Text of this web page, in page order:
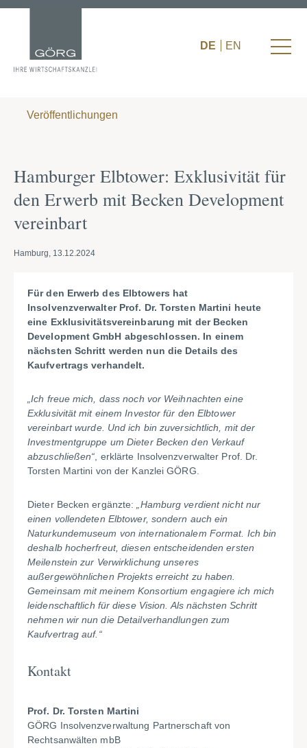
DE EN
Veröffentlichungen
Hamburger Elbtower: Exklusivität für
den Erwerb mit Becken Development
vereinbart
Hamburg, 13.12.2024
Für den Erwerb des Elbtowers hat
Insolvenzverwalter Prof. Dr. Torsten Martini heute
eine Exklusivitätsvereinbarung mit der Becken
Development GmbH abgeschlossen. In einem
nächsten Schritt werden nun die Details des
Kaufvertrags verhandelt.
„Ich freue mich, dass noch vor Weihnachten eine
Exklusivität mit einem Investor für den Elbtower
vereinbart wurde. Und ich bin zuversichtlich, mit der
Investmentgruppe um Dieter Becken den Verkauf
abzuschließen“ , erklärte Insolvenzverwalter Prof. Dr.
Torsten Martini von der Kanzlei GÖRG.
Dieter Becken ergänzte:
„Hamburg verdient nicht nur
einen vollendeten Elbtower, sondern auch ein
Naturkundemuseum von internationalem Format. Ich bin
deshalb hocherfreut, diesen entscheidenden ersten
Meilenstein zur Verwirklichung unseres
außergewöhnlichen Projekts erreicht zu haben.
Gemeinsam mit meinem Konsortium engagiere ich mich
leidenschaftlich für diese Vision. Als nächsten Schritt
nehmen wir nun die Detailverhandlungen zum
Kaufvertrag auf.“
Kontakt
Prof. Dr. Torsten Martini
GÖRG Insolvenzverwaltung Partnerschaft von
Rechtsanwälten mbB